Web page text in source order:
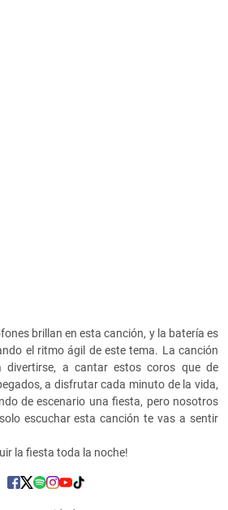
brillan en esta canción, y la batería es
el ritmo ágil de este tema. La canción
a cantar estos coros que de
a disfrutar cada minuto de la vida,
de escenario una fiesta, pero nosotros
escuchar esta canción te vas a sentir
la fiesta toda la noche!